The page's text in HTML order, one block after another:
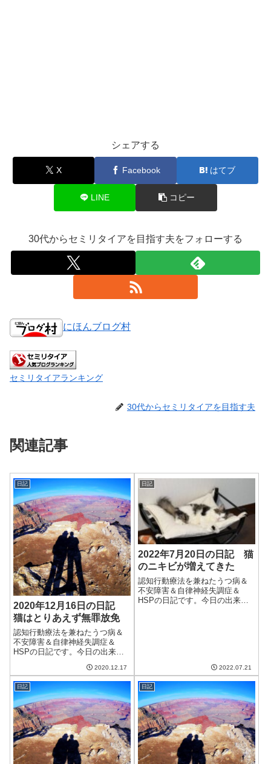
シェアする
X Facebook はてブ
LINE コピー
30代からセミリタイアを目指す夫をフォローする
にほんブログ村
セミリタイアランキング
30代からセミリタイアを目指す夫
関連記事
日記
2020年12月16日の日記
猫はとりあえず無罪放免
認知行動療法を兼ねたうつ病＆
不安障害＆自律神経失調症＆
HSPの日記です。今日の出来事
海側とかはえらく雪が降ってい
るらしい。こちらは天気はいい
が気温は低い。昨日の下痢から
復活したものの、急激な寒さは
やはりストレスに...
2020.12.17
日記
2022年7月20日の日記 猫
のニキビが増えてきた
認知行動療法を兼ねたうつ病＆
不安障害＆自律神経失調症＆
HSPの日記です。今日の出来事
2022.07.21
日記 日記